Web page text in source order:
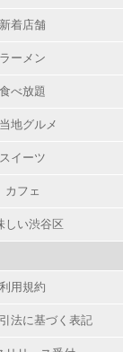
新着店舗
ラーメン
食べ放題
地グルメ
スイーツ
カフェ
しい渋谷区
利用規約
法に基づく表記